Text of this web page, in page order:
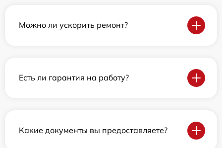
Можно ли ускорить ремонт?
Есть ли гарантия на работу?
Какие документы вы предоставляете?